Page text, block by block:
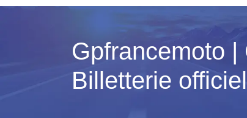
Gpfran­cemo­to
Billetterie